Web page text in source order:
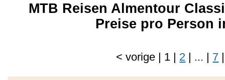
MTB Reisen Almentour
Preise pro Person
<vorige | 1 | 2 | ... | 7 |